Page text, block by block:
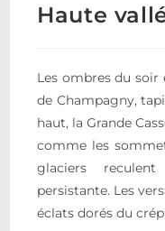
Haute
Les ombres du soir
de Champagny,
haut, la Grande
comme les
glaciers
persistante. Les
éclats dorés du